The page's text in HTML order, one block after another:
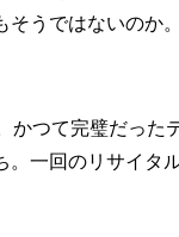
うではないのか
つて完璧だった
一回のリサイタ